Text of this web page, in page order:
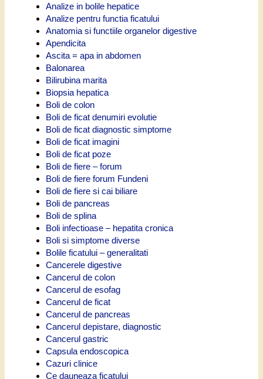
Analize in bolile hepatice
Analize pentru functia ficatului
Anatomia si functiile organelor digestive
Apendicita
Ascita = apa in abdomen
Balonarea
Bilirubina marita
Biopsia hepatica
Boli de colon
Boli de ficat denumiri evolutie
Boli de ficat diagnostic simptome
Boli de ficat imagini
Boli de ficat poze
Boli de fiere – forum
Boli de fiere forum Fundeni
Boli de fiere si cai biliare
Boli de pancreas
Boli de splina
Boli infectioase – hepatita cronica
Boli si simptome diverse
Bolile ficatului – generalitati
Cancerele digestive
Cancerul de colon
Cancerul de esofag
Cancerul de ficat
Cancerul de pancreas
Cancerul depistare, diagnostic
Cancerul gastric
Capsula endoscopica
Cazuri clinice
Ce dauneaza ficatului